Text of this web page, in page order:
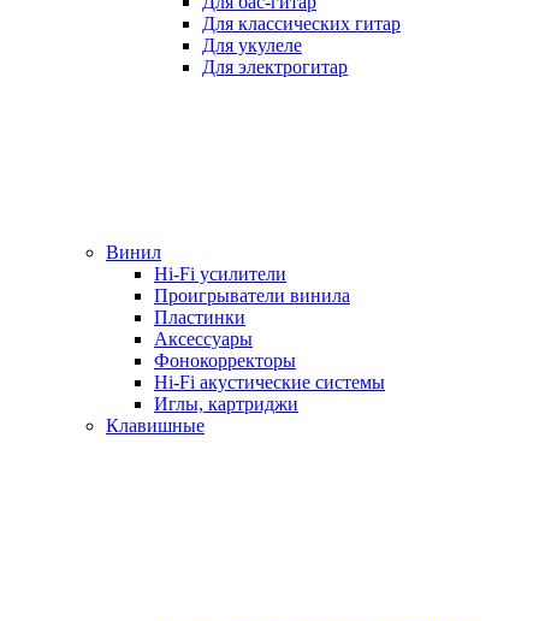
Для классических гитар
Для укулеле
Для электрогитар
Винил
Hi-Fi усилители
Проигрыватели винила
Пластинки
Аксессуары
Фонокорректоры
Hi-Fi акустические системы
Иглы, картриджи
Клавишные